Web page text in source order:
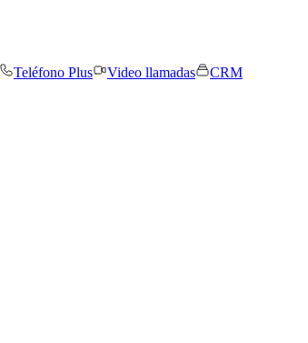
Teléfono Plus Video llamadas
CRM